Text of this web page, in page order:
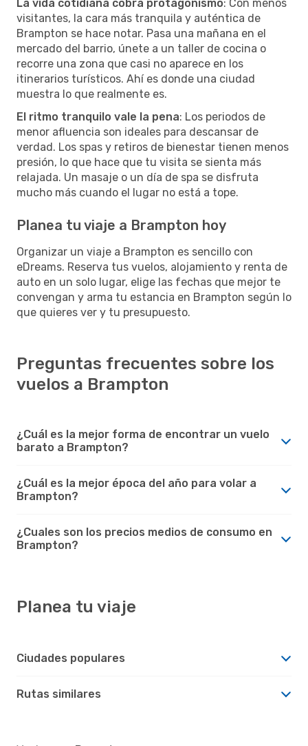
La vida cotidiana cobra protagonismo: Con menos
visitantes, la cara más tranquila y auténtica de
Brampton se hace notar. Pasa una mañana en el
mercado del barrio, únete a un taller de cocina o
recorre una zona que casi no aparece en los
itinerarios turísticos. Ahí es donde una ciudad
muestra lo que realmente es.
El ritmo tranquilo vale la pena: Los periodos de
menor afluencia son ideales para descansar de
verdad. Los spas y retiros de bienestar tienen menos
presión, lo que hace que tu visita se sienta más
relajada. Un masaje o un día de spa se disfruta
mucho más cuando el lugar no está a tope.
Planea tu viaje a Brampton hoy
Organizar un viaje a Brampton es sencillo con
eDreams. Reserva tus vuelos, alojamiento y renta de
auto en un solo lugar, elige las fechas que mejor te
convengan y arma tu estancia en Brampton según lo
que quieres ver y tu presupuesto.
Preguntas frecuentes sobre los
vuelos a Brampton
¿Cuál es la mejor forma de encontrar un vuelo
barato a Brampton?
¿Cuál es la mejor época del año para volar a
Brampton?
¿Cuales son los precios medios de consumo en
Brampton?
Planea tu viaje
Ciudades populares
Rutas similares